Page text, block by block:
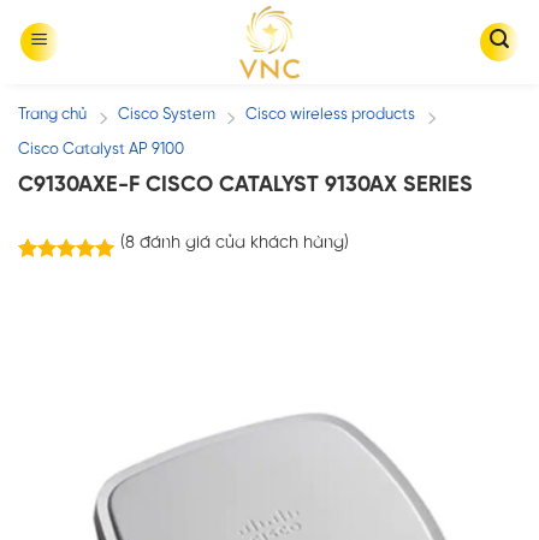
Trang chủ / Cisco System / Cisco wireless products /
Cisco Catalyst AP 9100
C9130AXE-F CISCO CATALYST 9130AX SERIES
(8đánh giá của khách hàng)